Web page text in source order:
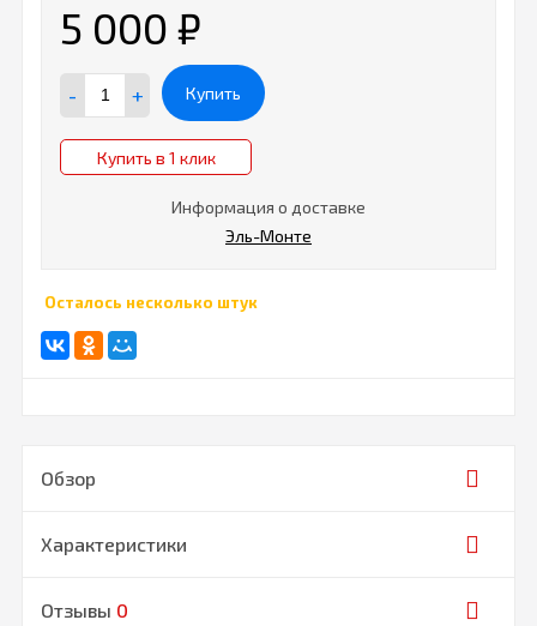
5 000 ₽
- + Купить
Купить в 1 клик
Информация о доставке
Эль-Монте
Осталось несколько штук
Обзор
Характеристики
Отзывы 0